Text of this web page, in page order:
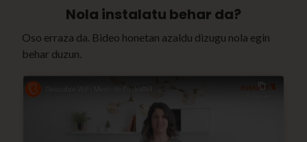
Nola instalatu behar da?
Oso erraza da. Bideo honetan azaldu dizugu nola egin
behar duzun.